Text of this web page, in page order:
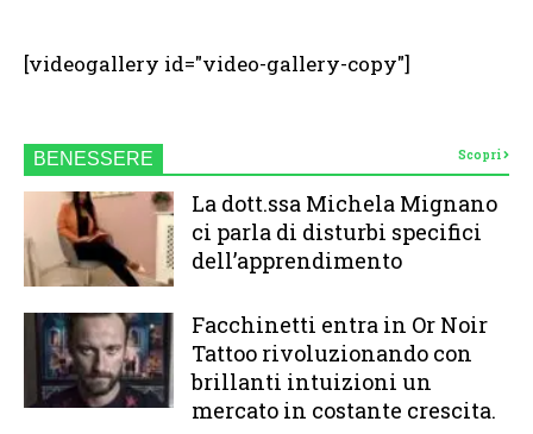
[videogallery id="video-gallery-copy"]
BENESSERE Scopri
La dott.ssa Michela Mignano
ci parla di disturbi specifici
dell’apprendimento
Facchinetti entra in Or Noir
Tattoo rivoluzionando con
brillanti intuizioni un
mercato in costante crescita.